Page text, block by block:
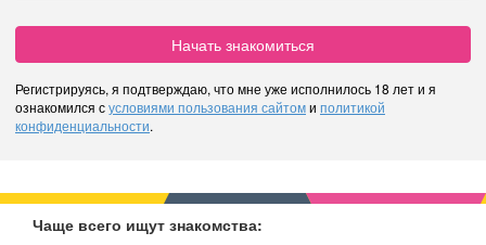
Начать знакомиться
Регистрируясь, я подтверждаю, что мне уже исполнилось 18 лет и я
ознакомился сусловиями пользования сайтоми политикой
конфиденциальности.
Чаще всего ищут знакомства: